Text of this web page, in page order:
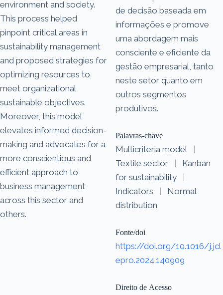
environment and society.
This process helped
pinpoint critical areas in
sustainability management
and proposed strategies for
optimizing resources to
meet organizational
sustainable objectives.
Moreover, this model
elevates informed decision-
making and advocates for a
more conscientious and
efficient approach to
business management
across this sector and
others.
de decisão baseada em
informações e promove
uma abordagem mais
consciente e eficiente da
gestão empresarial, tanto
neste setor quanto em
outros segmentos
produtivos.
Palavras-chave
Multicriteria model
|
Textile sector
|
Kanban
for sustainability
|
Indicators
|
Normal
distribution
Fonte/doi
https://doi.org/10.1016/j.jcl
epro.2024.140909
Direito de Acesso